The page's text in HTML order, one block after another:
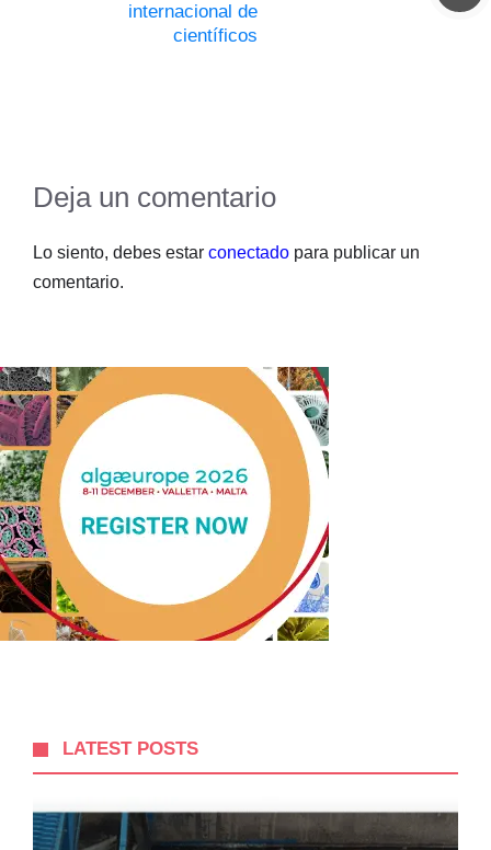
internacional de
científicos
Deja un comentario
Lo siento, debes estar conectado para publicar un
comentario.
LATEST POSTS